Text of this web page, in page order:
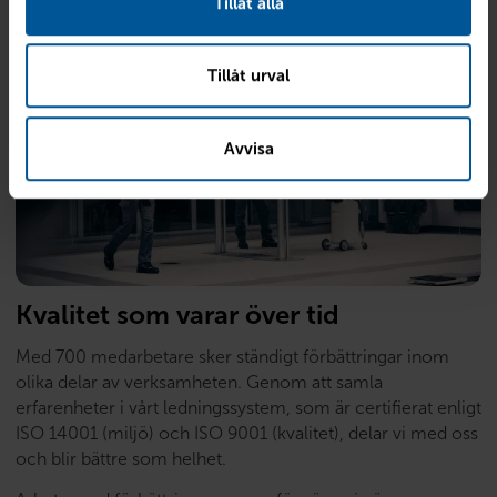
Tillåt urval
Avvisa
Kvalitet som varar över tid
Med 700 medarbetare sker ständigt förbättringar inom
olika delar av verksamheten. Genom att samla
erfarenheter i vårt ledningssystem, som är certifierat enligt
ISO 14001 (miljö) och ISO 9001 (kvalitet), delar vi med oss
och blir bättre som helhet.